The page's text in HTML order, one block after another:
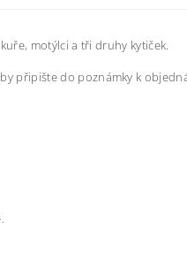
motýlci a tři druhy kytiček.
připište do poznámky k